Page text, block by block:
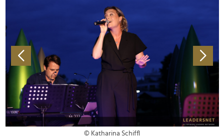
© Katharina Schiffl